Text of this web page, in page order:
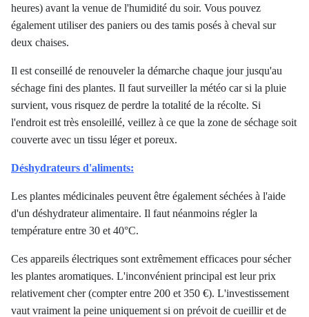
heures) avant la venue de l'humidité du soir. Vous pouvez
également utiliser des paniers ou des tamis posés à cheval sur
deux chaises.
Il est conseillé de renouveler la démarche chaque jour jusqu'au
séchage fini des plantes. Il faut surveiller la météo car si la pluie
survient, vous risquez de perdre la totalité de la récolte. Si
l'endroit est très ensoleillé, veillez à ce que la zone de séchage soit
couverte avec un tissu léger et poreux.
Déshydrateurs d'aliments:
Les plantes médicinales peuvent être également séchées à l'aide
d'un déshydrateur alimentaire. Il faut néanmoins régler la
température entre 30 et 40°C.
Ces appareils électriques sont extrêmement efficaces pour sécher
les plantes aromatiques. L'inconvénient principal est leur prix
relativement cher (compter entre 200 et 350 €). L'investissement
vaut vraiment la peine uniquement si on prévoit de cueillir et de